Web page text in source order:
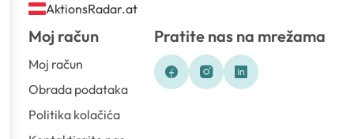
AktionsRadar.at
Moj račun
Moj račun
Obrada podataka
Politika kolačića
Pratite nas na mrežama